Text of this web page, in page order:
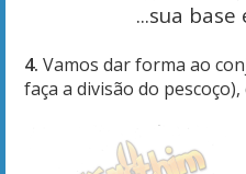
...sua
4. Vamos dar forma ao
faça a divisão do